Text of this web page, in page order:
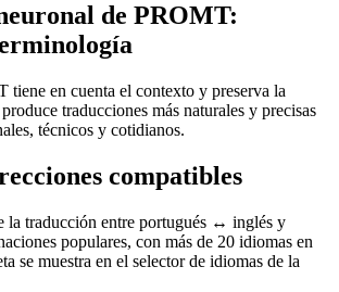
de PROMT:
en cuenta el contexto y preserva la
traducciones más naturales y precisas
técnicos y cotidianos.
compatibles
la traducción entre portugués ↔ inglés y
populares, con más de 20 idiomas en
se muestra en el selector de idiomas de la